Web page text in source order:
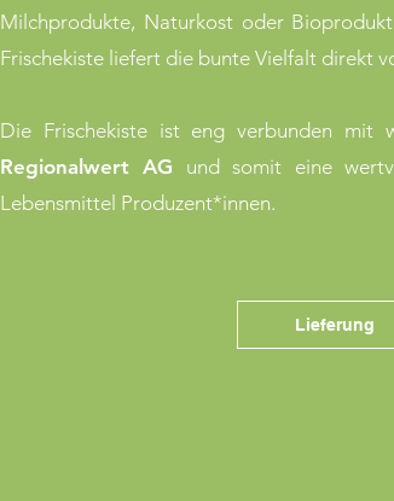
Milchprodukte, Naturkost oder
Frischekiste liefert die bunte Vielfalt direkt
Die Frischekiste ist eng verbunden mit
Regionalwert AG und somit eine
Lebensmittel Produzent*innen.
Lieferung